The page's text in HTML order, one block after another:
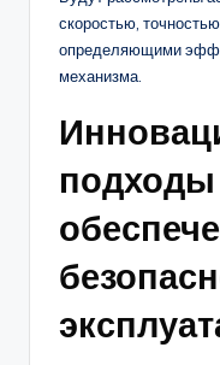
скоростью,
определяющими
механизма.
подходы